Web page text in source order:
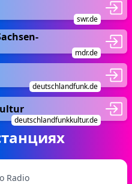
swr.de
mdr.de
deutschlandfunk.de
deutschlandfunkkultur.de
Radio